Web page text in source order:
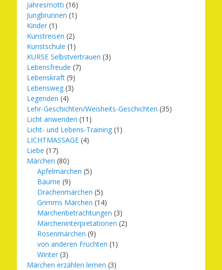
Jahresmotti (16)
Jungbrunnen (1)
Kinder (1)
Kunstreisen (2)
Kunstschule (1)
KURSE Selbstvertrauen (3)
Lebensfreude (7)
Lebenskraft (9)
Lebensweg (3)
Legenden (4)
Lehr-Geschichten/Weisheits-Geschichten (35)
Licht anwenden (11)
Licht- und Lebens-Training (1)
LICHTMASSAGE (4)
Liebe (17)
Märchen (80)
Apfelmärchen (5)
Bäume (9)
Drachenmärchen (5)
Grimms Märchen (14)
Märchenbetrachtungen (3)
Märcheninterpretationen (2)
Rosenmärchen (9)
von anderen Früchten (1)
Winter (3)
Märchen erzählen lernen (3)